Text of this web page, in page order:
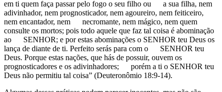
em ti quem faça passar pelo fogo o seu filho ou a sua filha, nem
adivinhador, nem prognosticador, nem agoureiro, nem feiticeiro,
nem encantador, nem necromante, nem mágico, nem quem
consulte os mortos; pois todo aquele que faz tal coisa é abominação
ao SENHOR; e por estas abominações o SENHOR teu Deus os
lança de diante de ti. Perfeito serás para com o SENHOR teu
Deus. Porque estas nações, que hás de possuir, ouvem os
prognosticadores e os adivinhadores; porém a ti o SENHOR teu
Deus não permitiu tal coisa” (Deuteronômio 18:9-14).